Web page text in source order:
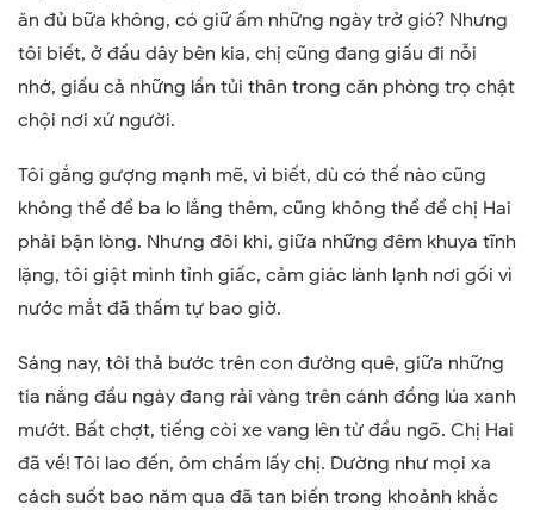
ăn đủ bữa không, có giữ ấm những ngày trở gió? Nhưng
tôi biết, ở đầu dây bên kia, chị cũng đang giấu đi nỗi
nhớ, giấu cả những lần tủi thân trong căn phòng trọ chật
chội nơi xứ người.
Tôi gắng gượng mạnh mẽ, vì biết, dù có thế nào cũng
không thể để ba lo lắng thêm, cũng không thể để chị Hai
phải bận lòng. Nhưng đôi khi, giữa những đêm khuya tĩnh
lặng, tôi giật mình tỉnh giấc, cảm giác lành lạnh nơi gối vì
nước mắt đã thấm tự bao giờ.
Sáng nay, tôi thả bước trên con đường quê, giữa những
tia nắng đầu ngày đang rải vàng trên cánh đồng lúa xanh
mướt. Bất chợt, tiếng còi xe vang lên từ đầu ngõ. Chị Hai
đã về! Tôi lao đến, ôm chầm lấy chị. Dường như mọi xa
cách suốt bao năm qua đã tan biến trong khoảnh khắc